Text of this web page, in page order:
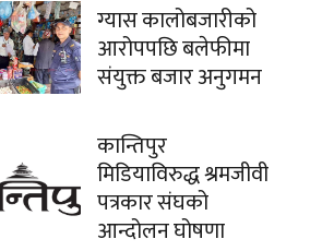
ग्यास कालोबजारीको
आरोपपछि बलेफीमा
संयुक्त बजार अनुगमन
कान्तिपुर
मिडियाविरुद्ध श्रमजीवी
पत्रकार संघको
आन्दोलन घोषणा